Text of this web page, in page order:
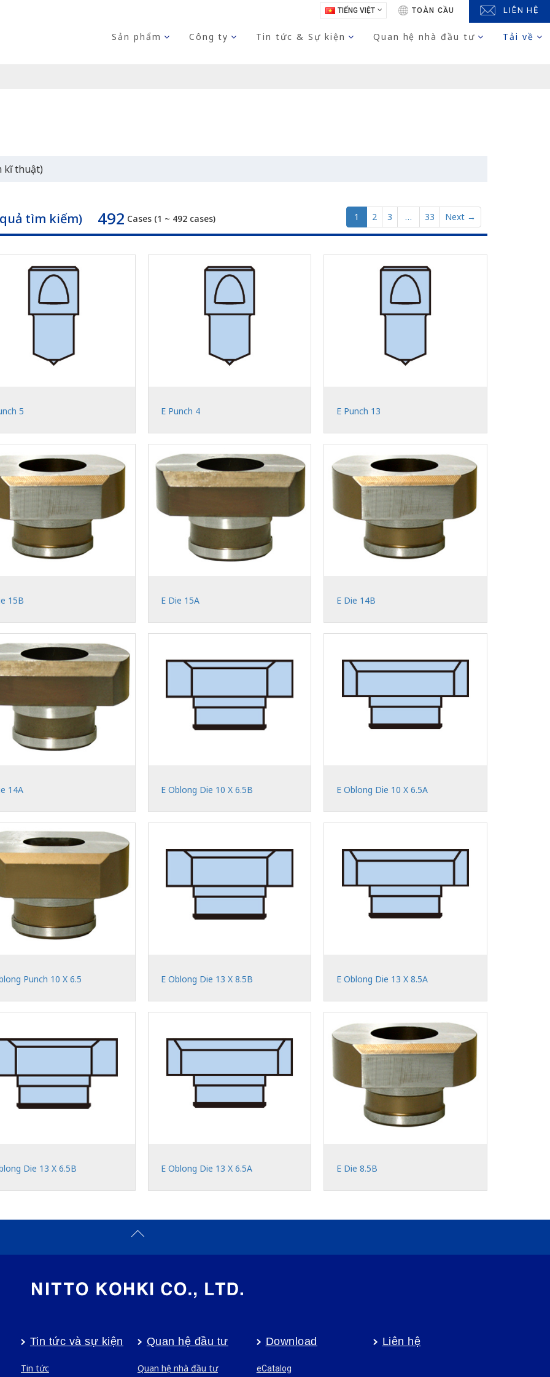
TIẾNG VIỆT TOÀN CẦU LIÊN HỆ
Sản phẩm Công ty Tin tức & Sự kiện Quan hệ nhà đầu tư Tải về
kĩ thuật)
tìm kiếm) 492 Cases (1 ~ 492 cases) 1 2 3 … 33 Next →
5 E Punch 4 E Punch 13
15B E Die 15A E Die 14B
14A E Oblong Die 10 X 6.5B E Oblong Die 10 X 6.5A
Punch 10 X 6.5 E Oblong Die 13 X 8.5B E Oblong Die 13 X 8.5A
Die 13 X 6.5B E Oblong Die 13 X 6.5A E Die 8.5B
Tin tức và sự kiện
Tin tức
Quan hệ đầu tư
Quan hệ nhà đầu tư
Download
eCatalog
Liên hệ